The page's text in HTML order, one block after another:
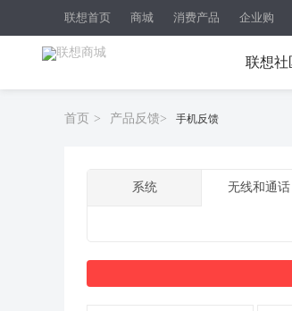
联想首页 商城 消费产品 企业购
联想社
首页 > 产品反馈> 手机反馈
系统 无线和通话